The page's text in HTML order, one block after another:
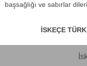
başsağlığı ve sabırlar
İSKEÇE